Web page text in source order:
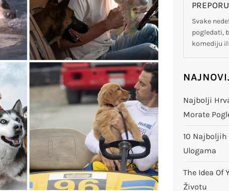
Svake
pogledati,
komediju
Najbolji
Morate
10 Najboljih
Ulogama
The Idea Of
Životu